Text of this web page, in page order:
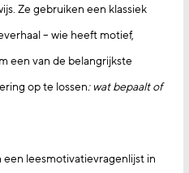
Ze gebruiken een klassiek
– wie heeft motief,
een van de belangrijkste
op te lossen: wat bepaalt of
leesmotivatievragenlijst in